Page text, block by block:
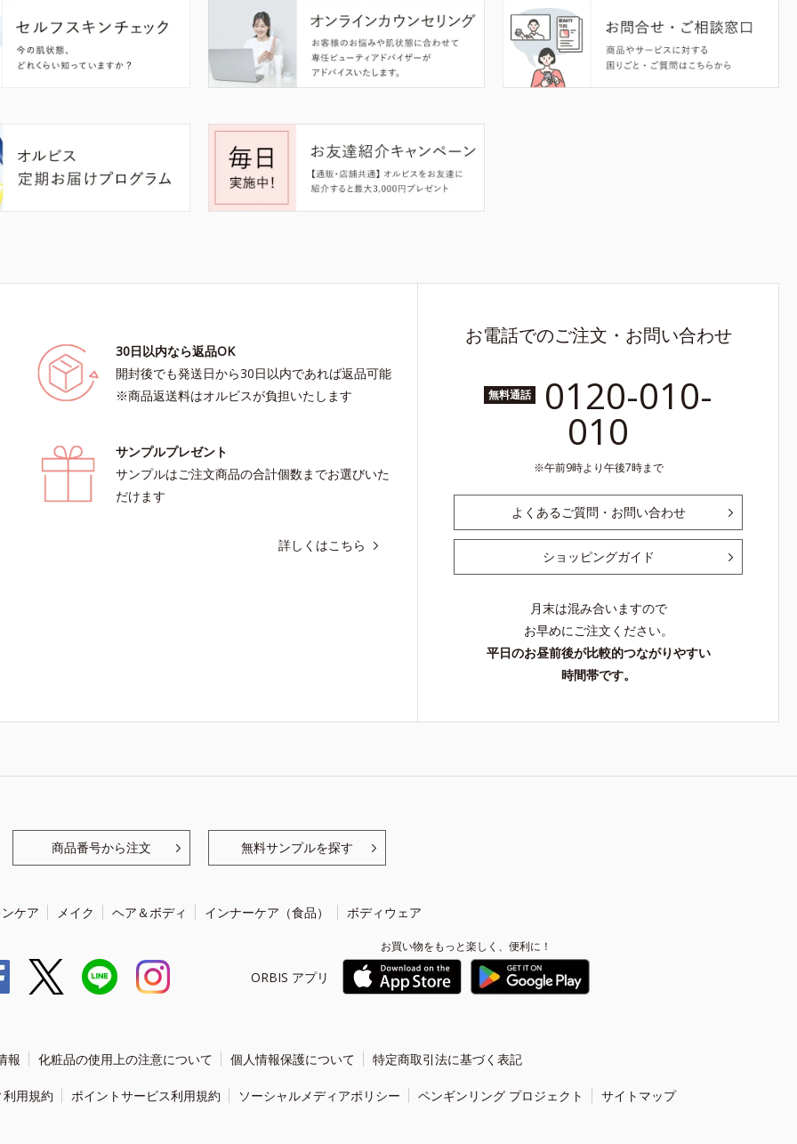
30日以内なら返品OK
開封後でも発送日から30日以内であれば返品可能
※商品返送料はオルビスが負担いたします
サンプルプレゼント
サンプルはご注文商品の合計個数までお選びいた
だけます
詳しくはこちら
お電話でのご注文・お問い合わせ
無料通話 0120-010-
010
午前9時より午後7時まで
よくあるご質問・お問い合わせ
ショッピングガイド
月末は混み合いますので
お早めにご注文ください。
平日のお昼前後が比較的つながりやすい
時間帯です。
商品番号から注文 無料サンプルを探す
ケア メイク ヘア＆ボディ インナーケア（食品） ボディウェア
ORBIS アプリ
お買い物をもっと楽しく、便利に！
報 化粧品の使用上の注意について 個人情報保護について 特定商取引法に基づく表記
用規約 ポイントサービス利用規約 ソーシャルメディアポリシー ペンギンリング プロジェクト サイトマップ